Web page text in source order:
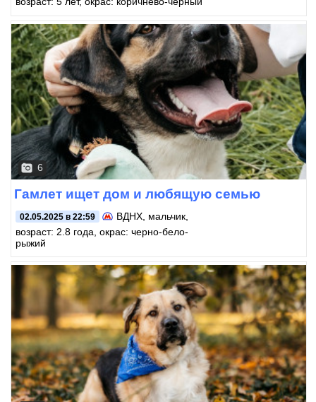
6
Гамлет ищет дом и любящую семью
02.05.2025 в 22:59 ВДНХ , мальчик,
возраст: 2.8 года, окрас: черно-бело-
рыжий